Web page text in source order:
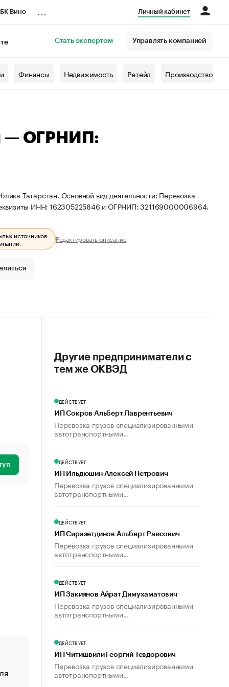
Вино Личный кабинет
Стать экспертом Управлять компанией
Финансы Недвижимость Ретейл Производство
— ОГРНИП:
Татарстан. Основной вид деятельности: Перевозка
ИНН: 162305225846 и ОГРНИП: 321169000006964.
источников.
Редактировать описание
«От спорта тело стареет иначе». Как живет глава
создавшей GTA
Другие предприниматели с
тем же ОКВЭД
ДЕЙСТВУЕТ
ИП Сокров Альберт Лаврентьевич
Перевозка грузов специализированными
автотранспортными...
ДЕЙСТВУЕТ
ИП Ильдюшин Алексей Петрович
Перевозка грузов специализированными
автотранспортными...
ДЕЙСТВУЕТ
ИП Сиразетдинов Альберт Раисович
Перевозка грузов специализированными
автотранспортными...
ДЕЙСТВУЕТ
ИП Закиянов Айрат Димухаматович
Перевозка грузов специализированными
автотранспортными...
ДЕЙСТВУЕТ
ИП Читишвили Георгий Тевдорович
Перевозка грузов специализированными
автотранспортными...